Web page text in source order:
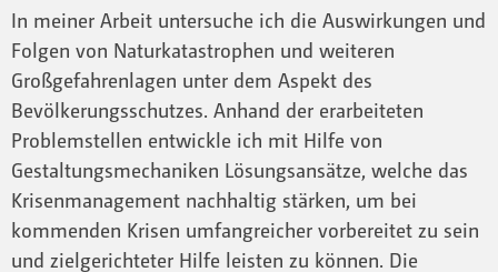
In meiner Arbeit untersuche ich die Auswirkungen und
Folgen von Naturkatastrophen und weiteren
Großgefahrenlagen unter dem Aspekt des
Bevölkerungsschutzes. Anhand der erarbeiteten
Problemstellen entwickle ich mit Hilfe von
Gestaltungsmechaniken Lösungsansätze, welche das
Krisenmanagement nachhaltig stärken, um bei
kommenden Krisen umfangreicher vorbereitet zu sein
und zielgerichteter Hilfe leisten zu können. Die